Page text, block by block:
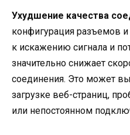
Ухудшение качества
конфигурация разъемов
к искажению сигнала и
значительно снижает
соединения. Это может
загрузке веб-страниц,
или непостоянном